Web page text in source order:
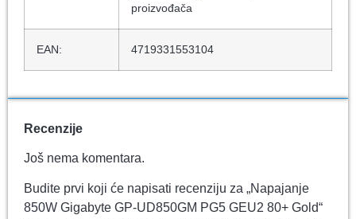
proizvođača
EAN: 4719331553104
Recenzije
Još nema komentara.
Budite prvi koji će napisati recenziju za „Napajanje
850W Gigabyte GP-UD850GM PG5 GEU2 80+ Gold“